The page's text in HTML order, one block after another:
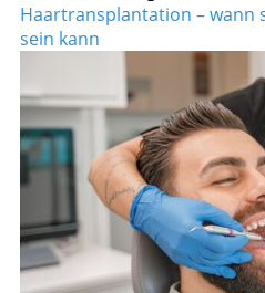
Haartransplantation – wann
sein kann